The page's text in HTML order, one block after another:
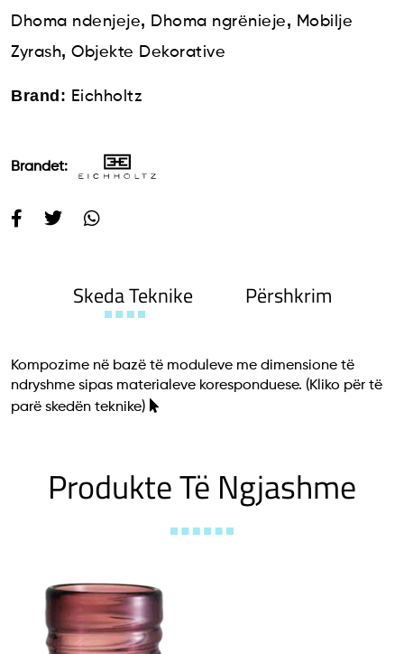
Dhoma ndenjeje, Dhoma ngrënieje, Mobilje
Zyrash, Objekte Dekorative
Brand: Eichholtz
Brandet:
Skeda Teknike Përshkrim
Kompozime në bazë të moduleve me dimensione të
ndryshme sipas materialeve koresponduese. (Kliko për të
parë skedën teknike)
Produkte Të Ngjashme